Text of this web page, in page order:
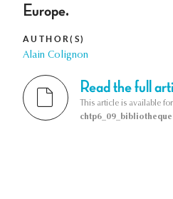
Europe.
AUTHOR(S)
Alain Colignon
Read the full
This article is available